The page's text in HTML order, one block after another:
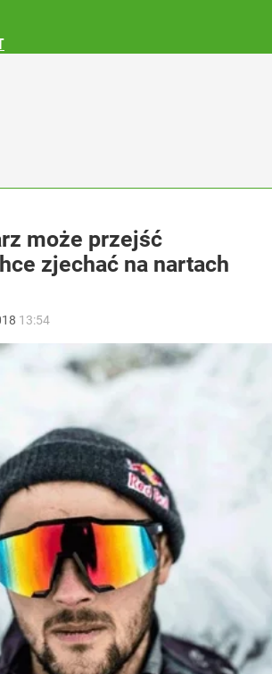
może przejść
zjechać na nartach
13:54